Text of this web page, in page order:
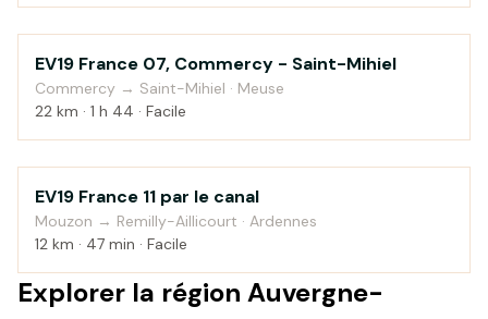
Campagne
EV19 France 07, Commercy - Saint-Mihiel
Commercy → Saint-Mihiel · Meuse
22 km · 1 h 44 · Facile
Au fil de l'eau
EV19 France 11 par le canal
Mouzon → Remilly-Aillicourt · Ardennes
12 km · 47 min · Facile
Explorer la région Auvergne-